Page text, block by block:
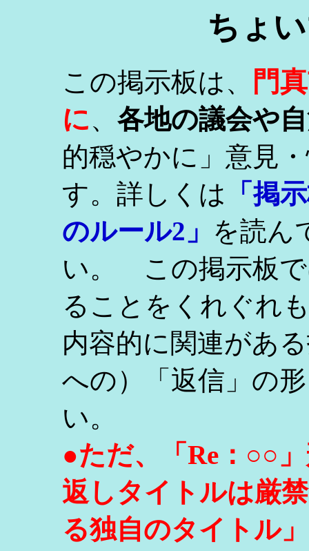
ちょ
この掲示板は、
門
に、 各地の議会や
的穏やかに」意見
す。詳しくは
「掲
のルール2」 を読ん
い。 この掲示板で
ることをくれぐれ
内容的に関連があ
への）「返信」の
い。
●ただ、「Re：○○
返しタイトルは厳
る独自のタイトル